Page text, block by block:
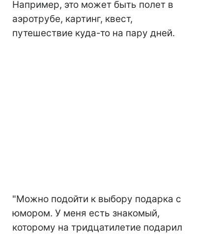
Например, это может быть полет в
аэротрубе, картинг, квест,
путешествие куда-то на пару дней.
"Можно подойти к выбору подарка с
юмором. У меня есть знакомый,
которому на тридцатилетие подарил